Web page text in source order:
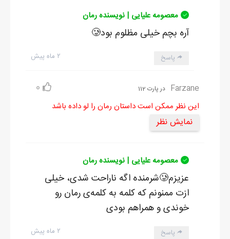
معصومه علیایی | نویسنده رمان
آره بچم خیلی مظلوم بود🥲
۲ ماه پیش پاسخ
Farzane در پارت 112 0
این نظر ممکن است داستان رمان را لو داده باشد
نمایش نظر
معصومه علیایی | نویسنده رمان
عزیزم🥲شرمنده اگه ناراحت شدی، خیلی
ازت ممنونم که کلمه به کلمه‌ی رمان رو
خوندی و همراهم بودی
۲ ماه پیش پاسخ